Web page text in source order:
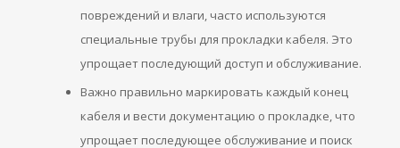
повреждений и влаги, часто используются
специальные трубы для прокладки кабеля. Это
упрощает последующий доступ и обслуживание.
Важно правильно маркировать каждый конец
кабеля и вести документацию о прокладке, что
упрощает последующее обслуживание и поиск